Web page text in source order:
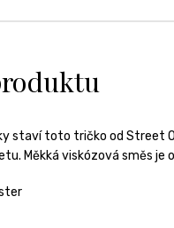
staví toto tričko od Street
Měkká viskózová směs je